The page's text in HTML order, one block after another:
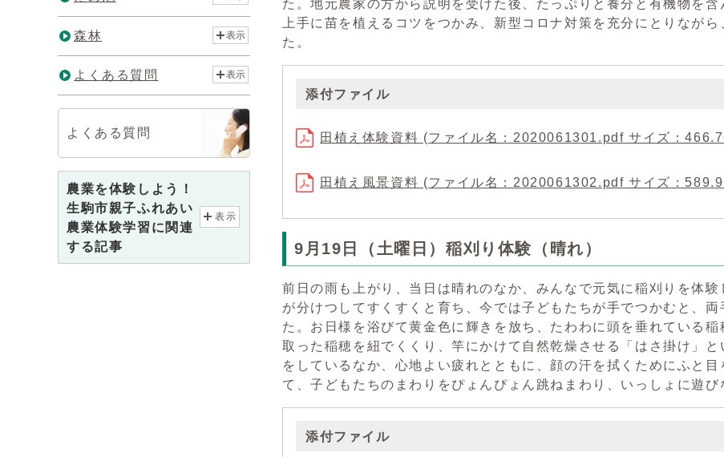
た。地元農家の方から説明を受けた後、たっぷりと養分と有機物を
上手に苗を植えるコツをつかみ、新型コロナ対策を充分にとりなが
た。
添付ファイル
田植え体験資料 (ファイル名：2020061301.pdf サイズ：
田植え風景資料 (ファイル名：2020061302.pdf サイズ：
9月19日（土曜日）稲刈り体験（晴れ）
前日の雨も上がり、当日は晴れのなか、みんなで元気に稲刈りを体
が分けつしてすくすくと育ち、今では子どもたちが手でつかむと、
た。お日様を浴びて黄金色に輝きを放ち、たわわに頭を垂れている
取った稲穂を紐でくくり、竿にかけて自然乾燥させる「はさ掛け」
をしているなか、心地よい疲れとともに、顔の汗を拭くためにふと
て、子どもたちのまわりをぴょんぴょん跳ねまわり、いっしょに遊び
添付ファイル
森林 表示
よくある質問 表示
よくある質問
農業を体験しよう！
生駒市親子ふれあい
農業体験学習に関連
する記事
表示